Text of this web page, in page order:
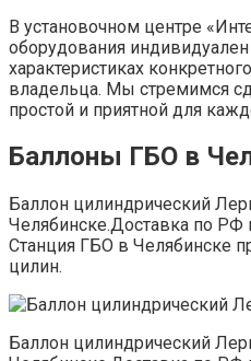
В установочном центре
оборудования
характеристиках
владельца. Мы стремимся
простой и приятной для
Баллоны ГБО в
Баллон цилиндрический
Челябинске.Доставка по РФ
Станция ГБО в Челябинске
цилин.
Баллон цилиндрический